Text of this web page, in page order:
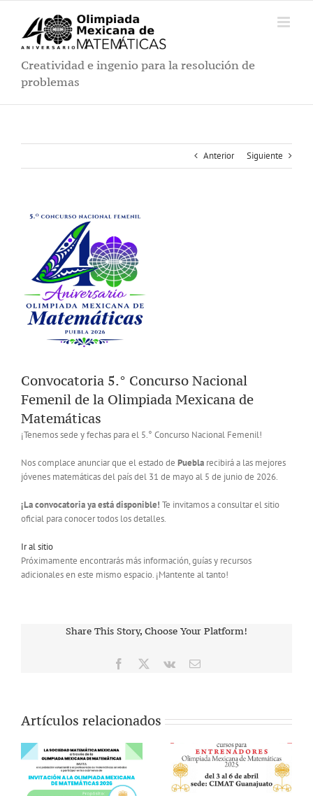
contenido
Creatividad e ingenio para la resolución de
problemas
Anterior Siguiente
Convocatoria 5.° Concurso Nacional
Femenil de la Olimpiada Mexicana de
Matemáticas
¡Tenemos sede y fechas para el 5.° Concurso Nacional Femenil!
Nos complace anunciar que el estado de Puebla recibirá a las mejores
jóvenes matemáticas del país del 31 de mayo al 5 de junio de 2026.
¡La convocatoria ya está disponible! Te invitamos a consultar el sitio
oficial para conocer todos los detalles.
Ir al sitio
Próximamente encontrarás más información, guías y recursos
adicionales en este mismo espacio. ¡Mantente al tanto!
Share This Story, Choose Your Platform!
Facebook Vk
Correo
Artículos relacionados